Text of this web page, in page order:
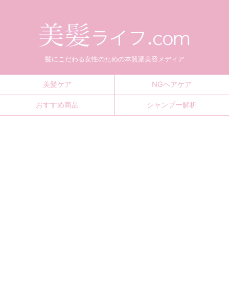
髪にこだわる女性のための本質派美容メディア
美髪ケア NGヘアケア
おすすめ商品 シャンプー解析